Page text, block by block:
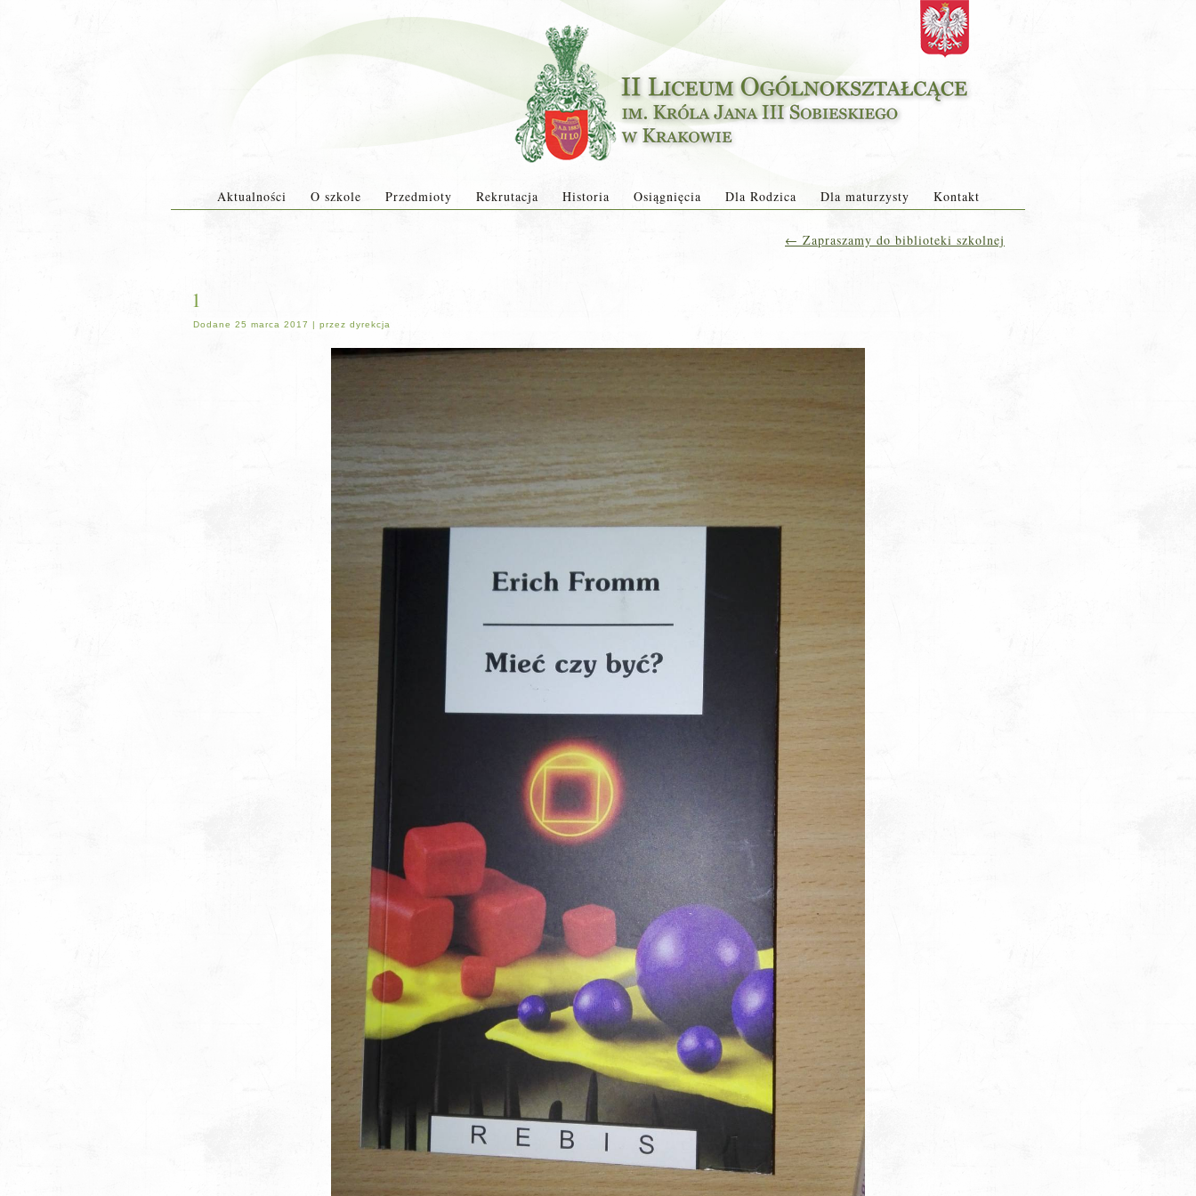
Aktualności O szkole Przedmioty Rekrutacja Historia Osiągnięcia Dla Rodzica Dla maturzysty Kontakt
← Zapraszamy do biblioteki szkolnej
1
Dodane 25 marca 2017 | przez dyrekcja